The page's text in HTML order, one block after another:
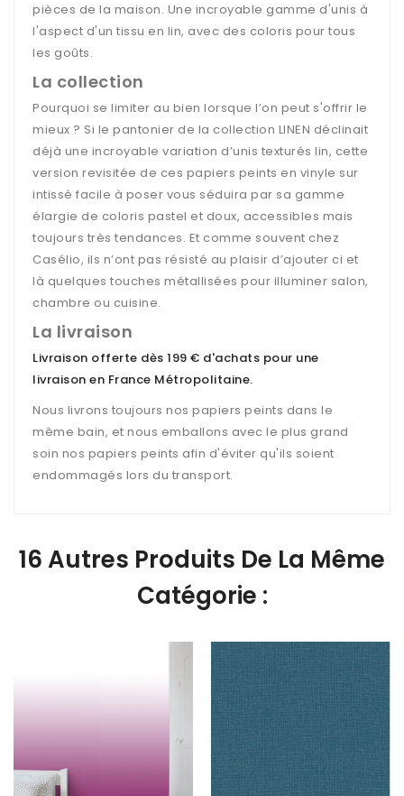
pièces de la maison. Une incroyable gamme d'unis à
l'aspect d'un tissu en lin, avec des coloris pour tous
les goûts.
La collection
Pourquoi se limiter au bien lorsque l’on peut s'offrir le
mieux ? Si le pantonier de la collection LINEN déclinait
déjà une incroyable variation d’unis texturés lin, cette
version revisitée de ces papiers peints en vinyle sur
intissé facile à poser vous séduira par sa gamme
élargie de coloris pastel et doux, accessibles mais
toujours très tendances. Et comme souvent chez
Casélio, ils n’ont pas résisté au plaisir d’ajouter ci et
là quelques touches métallisées pour illuminer salon,
chambre ou cuisine.
La livraison
Livraison offerte dès 199 € d'achats pour une
livraison en France Métropolitaine.
Nous livrons toujours nos papiers peints dans le
même bain, et nous emballons avec le plus grand
soin nos papiers peints afin d'éviter qu'ils soient
endommagés lors du transport.
16 Autres Produits De La Même
Catégorie :